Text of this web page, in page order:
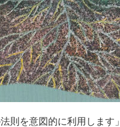
則を意図的に利用します」